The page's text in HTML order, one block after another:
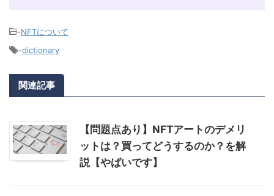
-NFTについて
-dictionary
関連記事
【問題点あり】NFTアートのデメリ
ットは？買ってどうするのか？を解
説【やばいです】